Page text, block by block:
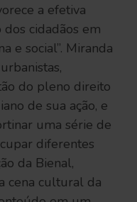
a efetiva
cidadãos em
e social”. Miranda
do pleno direito
de sua ação, e
uma série de
diferentes
da Bienal,
cena cultural da